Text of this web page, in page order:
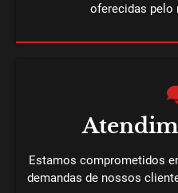
oferecidas
Estamos comprometidos
demandas de nossos